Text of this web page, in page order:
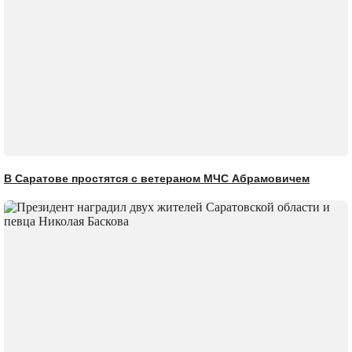
В Саратове простятся с ветераном МЧС Абрамовичем